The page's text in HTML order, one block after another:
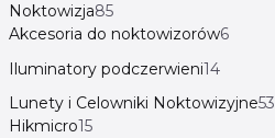
Noktowizja85
Akcesoria do noktowizorów6
Iluminatory podczerwieni14
Lunety i Celowniki Noktowizyjne53
Hikmicro15